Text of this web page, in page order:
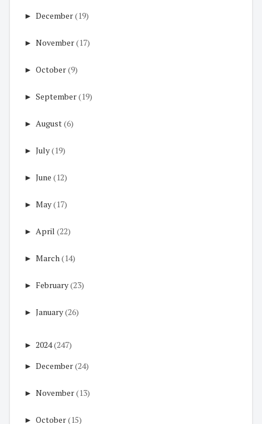
► December(19)
► November(17)
► October(9)
► September(19)
► August(6)
► July(19)
► June (12)
► May(17)
► April (22)
► March(14)
► February(23)
► January(26)
► 2024(247)
► December(24)
► November(13)
► October(15)